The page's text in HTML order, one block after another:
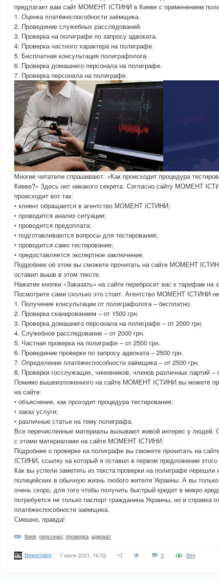
предлагает вам сайт МОМЕНТ IСТИНИ в Киеве с применением
1. Оценка платёжеспособности заёмщика.
2. Проведение служебных расследований.
3. Проверка на полиграфе по запросу адвоката.
4. Проверка частного характера на полиграфе.
5. Бесплатная консультация полиграфолога.
6. Проверка домашнего персонала на полиграфе.
7. Проверка персонала на полиграфе.
Многие читатели спрашивают: «Как происходит процедура
Киеве?» Здесь нет никакого секрета. Согласно сайту МОМЕНТ
происходит вот так:
• клиент обращается в агентство МОМЕНТ IСТИНИ;
• проводится анализ ситуации;
• проводится предоплата;
• подготавливаются вопросы для тестирования;
• проводится само тестирование;
• предоставляется экспертное заключение.
Подробнее об этом вы сможете прочитать на сайте МОМЕНТ
оставил выше в этом тексте.
Нажатие кнопки «Заказать» на сайте перебросит вас к тарифам на
Посмотрите сами сколько это стоит. Агентство МОМЕНТ IСТИНИ не
1. Получение консультации от полиграфолога – бесплатно.
2. Проверка сканированием – от 1500 грн.
3. Проверка домашнего персонала на полиграфе – от 2000 грн.
4. Служебное расследование – от 2000 грн.
5. Частная проверка на полиграфе – от 2500 грн.
6. Проведение проверки по запросу адвоката – 2500 грн.
7. Определение платёжеспособности заёмщика – от 2500 грн.
8. Проверки госслужащих, чиновников, членов различных партий –
Помимо вышеизложенного на сайте МОМЕНТ IСТИНИ вы можете
на сайте:
• объяснение, как проходит процедура тестирования;
• заказ услуги;
• различные статьи на тему полиграфа.
Все перечисленные материалы вызывают живой интерес у людей.
с этими материалами на сайте МОМЕНТ IСТИНИ.
Подробнее о проверке на полиграфе вы сможете прочитать на
IСТИНИ, ссылку на который я оставил в первом предложении этого
Как вы успели заметить из текста проверки на полиграфе
полицейских в обычную жизнь любого жителя Украины. А вы только
очень скоро, для того чтобы получить быстрый кредит в микро
потребуется не только паспорт гражданина Украины, но и справка
платёжеспособности заёмщика.
Смешно, правда!
Киев персонал проверка адвокат
Newsmake 7 июля 2021, 16:32 0 894